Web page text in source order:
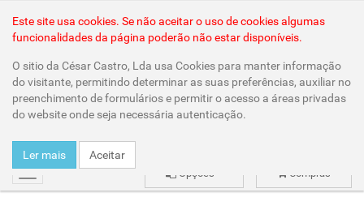
mudar Compras
Opções
Este site usa cookies. Se não aceitar o uso de cookies algumas
funcionalidades da página poderão não estar disponíveis.
O sitio da César Castro, Lda usa Cookies para manter informação
do visitante, permitindo determinar as suas preferências, auxiliar no
preenchimento de formulários e permitir o acesso a áreas privadas
do website onde seja necessária autenticação.
Ler mais Aceitar